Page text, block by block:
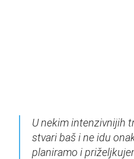
U nekim intenzivnijih
stvari baš i ne idu
planiramo i